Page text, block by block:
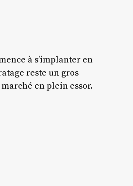
à s’implanter en
reste un gros
en plein essor.